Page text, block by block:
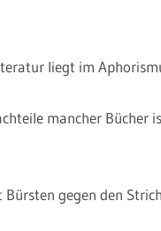
liegt im
mancher Bücher
Bürsten gegen den